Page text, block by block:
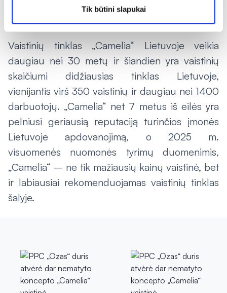
Tik būtini slapukai
kad vaistai bei kiti preparatai būtų prieinami už
mažą kainą.
Vaistinių tinklas „Camelia“ Lietuvoje veikia
daugiau nei 30 metų ir šiandien yra vaistinių
skaičiumi didžiausias tinklas Lietuvoje,
vienijantis virš 350 vaistinių ir daugiau nei 1400
darbuotojų. „Camelia“ net 7 metus iš eilės yra
pelniusi geriausią reputaciją turinčios įmonės
Lietuvoje apdovanojimą, o 2025 m.
visuomenės nuomonės tyrimų duomenimis,
„Camelia“ – ne tik mažiausių kainų vaistinė, bet
ir labiausiai rekomenduojamas vaistinių tinklas
šalyje.